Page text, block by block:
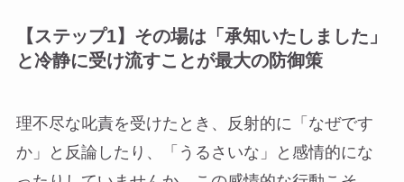
【ステップ1】その場は「承知いたしました」
と冷静に受け流すことが最大の防御策
理不尽な叱責を受けたとき、反射的に「なぜです
か」と反論したり、「うるさいな」と感情的にな